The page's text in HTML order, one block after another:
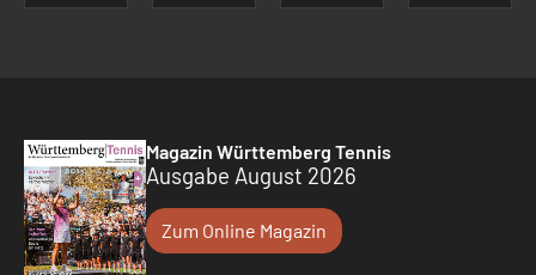
Magazin Württemberg Tennis
Ausgabe August 2026
Zum Online Magazin